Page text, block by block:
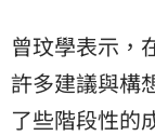
曾玟學表示，
許多建議與構
了些階段性的